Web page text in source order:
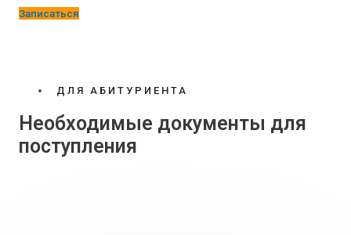
Записаться
ДЛЯ АБИТУРИЕНТА
Необходимые документы для
поступления